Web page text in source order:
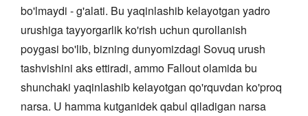
bo'lmaydi - g'alati. Bu yaqinlashib kelayotgan yadro
urushiga tayyorgarlik ko'rish uchun qurollanish
poygasi bo'lib, bizning dunyomizdagi Sovuq urush
tashvishini aks ettiradi, ammo Fallout olamida bu
shunchaki yaqinlashib kelayotgan qo'rquvdan ko'proq
narsa. U hamma kutganidek qabul qiladigan narsa